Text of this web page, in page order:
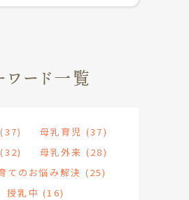
ード一覧
(37) 母乳育児 (37)
(32) 母乳外来 (28)
てのお悩み解決 (25)
授乳中 (16)